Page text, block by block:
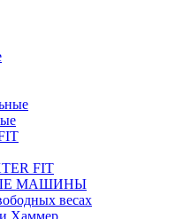
FIT
МАШИНЫ
весах
Хаммер